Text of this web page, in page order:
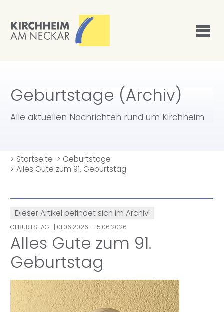
Geburtstage (Archiv)
Alle aktuellen Nachrichten rund um Kirchheim
> Startseite > Geburtstage
> Alles Gute zum 91. Geburtstag
Dieser Artikel befindet sich im Archiv!
GEBURTSTAGE | 01.06.2026 – 15.06.2026
Alles Gute zum 91.
Geburtstag